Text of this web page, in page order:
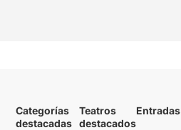
Categorías
destacadas
Teatros
destacados
Entradas